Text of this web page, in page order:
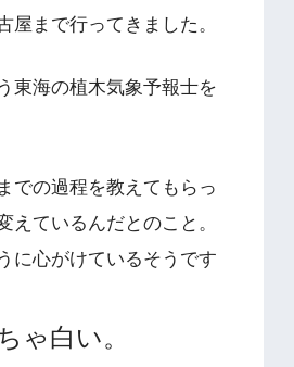
まで行ってきました。
東海の植木気象予報士を
での過程を教えてもらっ
ているんだとのこと。
に心がけているそうです
ゃ白い。